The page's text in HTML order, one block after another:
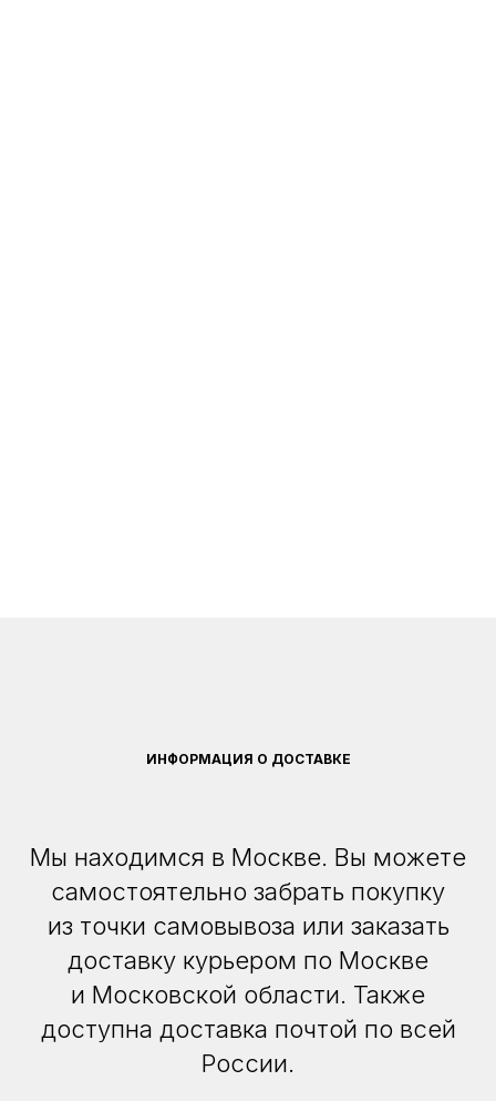
ИНФОРМАЦИЯ О ДОСТАВКЕ
Мы находимся в Москве. Вы можете
самостоятельно забрать покупку
из точки самовывоза или заказать
доставку курьером по Москве
и Московской области. Также
доступна доставка почтой по всей
России.